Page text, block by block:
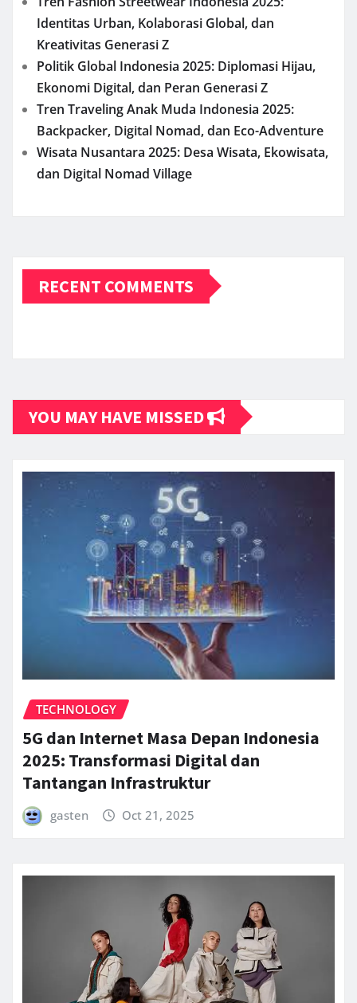
Identitas Urban, Kolaborasi Global, dan
Kreativitas Generasi Z
Politik Global Indonesia 2025: Diplomasi Hijau,
Ekonomi Digital, dan Peran Generasi Z
Tren Traveling Anak Muda Indonesia 2025:
Backpacker, Digital Nomad, dan Eco-Adventure
Wisata Nusantara 2025: Desa Wisata, Ekowisata,
dan Digital Nomad Village
RECENT COMMENTS
YOU MAY HAVE MISSED
TECHNOLOGY
5G dan Internet Masa Depan Indonesia
2025: Transformasi Digital dan
Tantangan Infrastruktur
gasten Oct 21, 2025